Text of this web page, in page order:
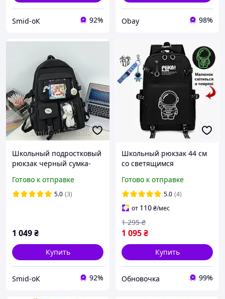
Smid-оК 92% Obay 98%
Школьный подростковый
рюкзак черный сумка-
11 класс стиль Preppy
значки брелок-мишка.
Готово к отправке
5.0 (3)
1 049₴
Купить
Smid-оК 92%
Школьный рюкзак 44 см
со светящимся
мальчиков Черный
портфель в школу для
детей и подростков
Готово к отправке
5.0 (4)
от 110₴/мес
1 095₴
1 295 ₴
Купить
Обновочка 99%